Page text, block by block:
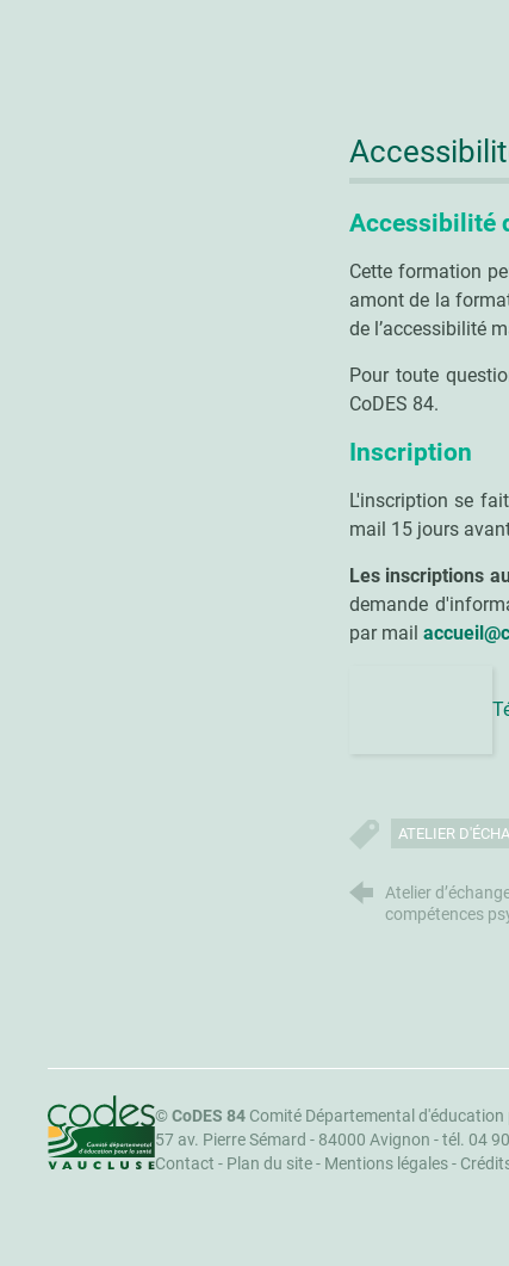
Accessibilité
Cette formation
amont de la
de l’accessibilité
Pour toute
CoDES 84.
Inscription
L'inscription se
mail 15 jours
Les inscriptions
demande
par mail
ATELIER
Atelier
compétences
CoDES 84
©CoDES 84 Comité Départemental
57 av. Pierre Sémard - 84000 Avignon -tél. 04
Contact - Plan du site- Mentions légales-